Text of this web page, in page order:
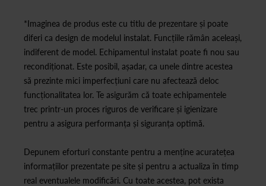
*Imaginea de produs este cu titlu de prezentare și poate
diferi ca design de modelul instalat. Funcțiile rămân aceleași,
indiferent de model. Echipamentul instalat poate fi nou sau
recondiționat. Este posibil, așadar, ca unele dintre acestea
să prezinte mici imperfecțiuni care nu afectează deloc
funcționalitatea lor. Te asigurăm că toate echipamentele
trec printr-un proces riguros de verificare și igienizare
pentru a asigura performanța și siguranța optimă.
Depunem eforturi constante pentru a menține acuratețea
informațiilor prezentate pe site și pentru a actualiza în timp
real eventualele modificări. Cu toate acestea, pot exista